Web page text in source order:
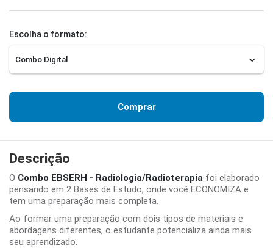
Escolha o formato:
Comprar
Descrição
O Combo EBSERH - Radiologia/Radioterapia foi elaborado
pensando em 2 Bases de Estudo, onde você ECONOMIZA e
tem uma preparação mais completa.
Ao formar uma preparação com dois tipos de materiais e
abordagens diferentes, o estudante potencializa ainda mais
seu aprendizado.